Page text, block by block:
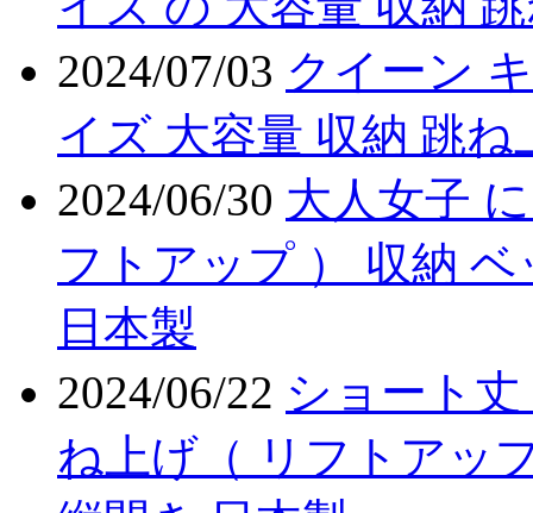
2024/07/03 クイーン
イズ 大容量 収納 跳
2024/06/30 大人女子
フトアップ ） 収納
日本製
2024/06/22 ショート
ね上げ（ リフトアッ